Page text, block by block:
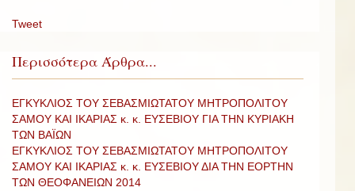
Tweet
Περισσότερα Άρθρα...
ΕΓΚΥΚΛΙΟΣ ΤΟΥ ΣΕΒΑΣΜΙΩΤΑΤΟΥ ΜΗΤΡΟΠΟΛΙΤΟΥ
ΣΑΜΟΥ ΚΑΙ ΙΚΑΡΙΑΣ κ. κ. ΕΥΣΕΒΙΟΥ ΓΙΑ ΤΗΝ ΚΥΡΙΑΚΗ
ΤΩΝ ΒΑΪΩΝ
ΕΓΚΥΚΛΙΟΣ ΤΟΥ ΣΕΒΑΣΜΙΩΤΑΤΟΥ ΜΗΤΡΟΠΟΛΙΤΟΥ
ΣΑΜΟΥ ΚΑΙ ΙΚΑΡΙΑΣ κ. κ. ΕΥΣΕΒΙΟΥ ΔΙΑ ΤΗΝ ΕΟΡΤΗΝ
ΤΩΝ ΘΕΟΦΑΝΕΙΩΝ 2014